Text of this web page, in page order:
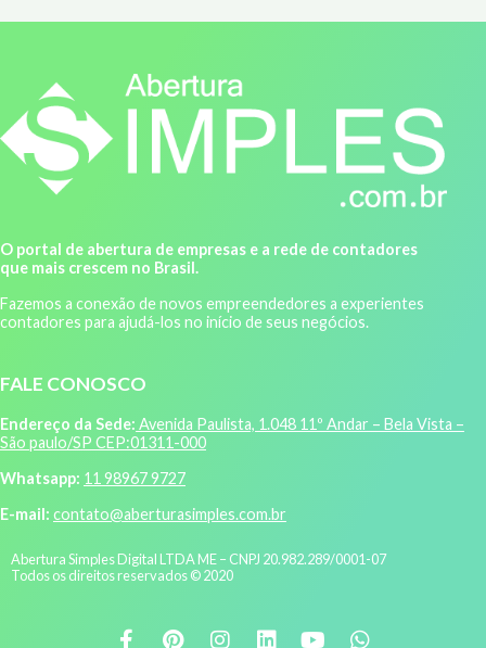
O portal de abertura de empresas e a rede de contadores
que mais crescem no Brasil.
Fazemos a conexão de novos empreendedores a experientes
contadores para ajudá-los no início de seus negócios.
FALE CONOSCO
Endereço da Sede: Avenida Paulista, 1.048 11º Andar – Bela Vista –
São paulo/SP CEP:01311-000
Whatsapp: 11 98967 9727
E-mail: contato@aberturasimples.com.br
Abertura Simples Digital LTDA ME – CNPJ 20.982.289/0001-07
Todos os direitos reservados © 2020